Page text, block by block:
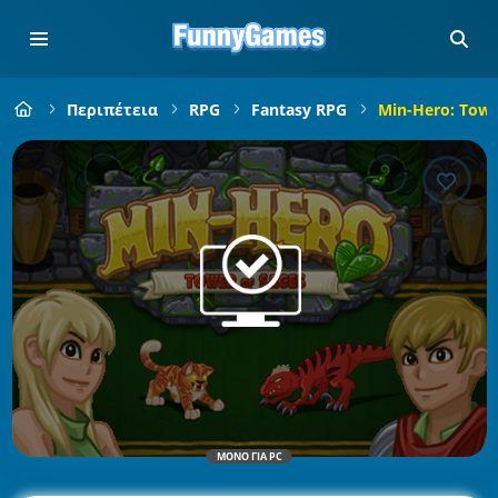
Περιπέτεια RPG Fantasy RPG Min-Hero:
ΜΌΝΟ ΓΙΑ PC